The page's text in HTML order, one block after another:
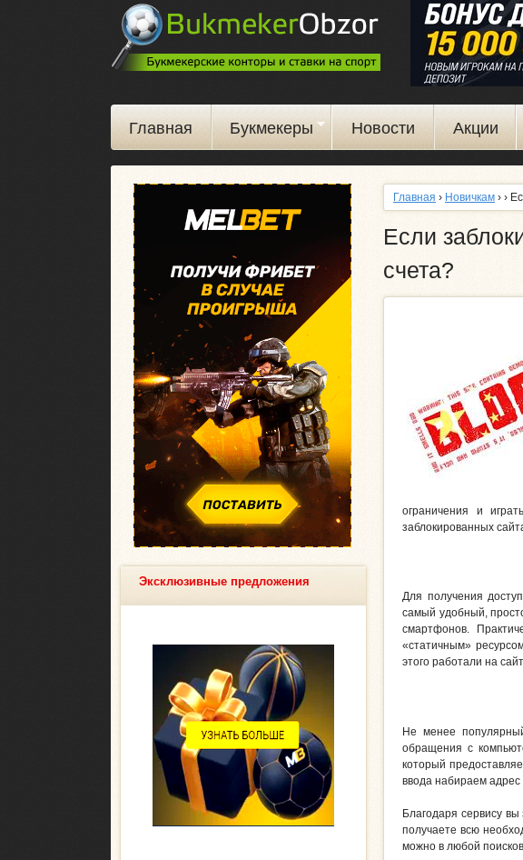
Главная Букмекеры Новости Акции
Главная › Новичкам › ›
Если
счета?
ограничения и
заблокированных
Для получения
самый удобный,
смартфонов.
«статичным»
этого работали на
Не менее
обращения с
который
ввода набираем
Благодаря сервису
получаете всю
можно в любой
Эксклюзивные предложения